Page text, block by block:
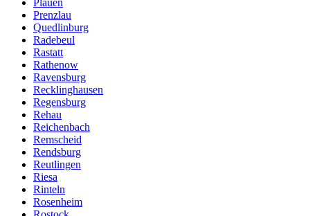
Plauen
Prenzlau
Quedlinburg
Radebeul
Rastatt
Rathenow
Ravensburg
Recklinghausen
Regensburg
Rehau
Reichenbach
Remscheid
Rendsburg
Reutlingen
Riesa
Rinteln
Rosenheim